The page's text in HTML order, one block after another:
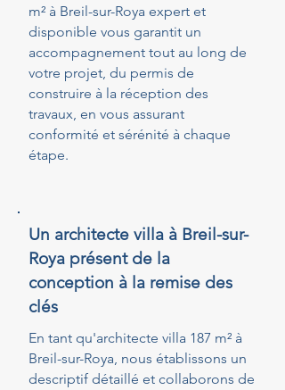
m² à Breil-sur-Roya expert et
disponible vous garantit un
accompagnement tout au long de
votre projet, du permis de
construire à la réception des
travaux, en vous assurant
conformité et sérénité à chaque
étape.
Un architecte villa à Breil-sur-
Roya présent de la
conception à la remise des
clés
En tant qu'architecte villa 187 m² à
Breil-sur-Roya, nous établissons un
descriptif détaillé et collaborons de